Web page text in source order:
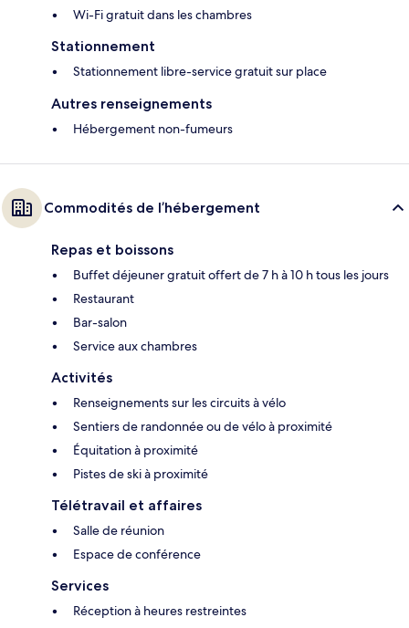
Wi-Fi gratuit dans les chambres
Stationnement
Stationnement libre-service gratuit sur place
Autres renseignements
Hébergement non-fumeurs
Commodités de l’hébergement
Repas et boissons
Buffet déjeuner gratuit offert de 7 h à 10 h tous les jours
Restaurant
Bar-salon
Service aux chambres
Activités
Renseignements sur les circuits à vélo
Sentiers de randonnée ou de vélo à proximité
Équitation à proximité
Pistes de ski à proximité
Télétravail et affaires
Salle de réunion
Espace de conférence
Services
Réception à heures restreintes